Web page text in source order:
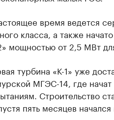
время ведется
класса, а также
мощностью от 2,5 МВт
турбина «К-1» уже
МГЭС-14, где
Строительство
пять месяцев